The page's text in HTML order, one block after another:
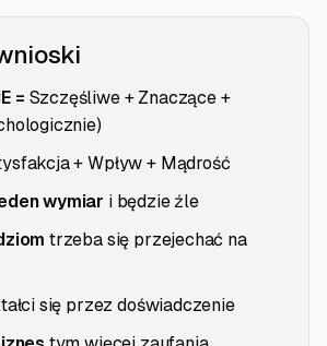
= Szczęśliwe + Znaczące +
+ Wpływ + Mądrość
wymiar i będzie źle
trzeba się przejechać na
się przez doświadczenie